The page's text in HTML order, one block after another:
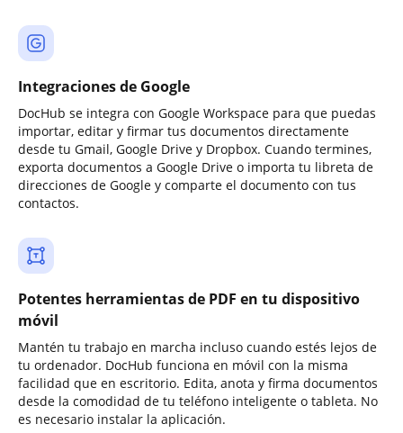
Integraciones de Google
DocHub se integra con Google Workspace para que puedas
importar, editar y firmar tus documentos directamente
desde tu Gmail, Google Drive y Dropbox. Cuando termines,
exporta documentos a Google Drive o importa tu libreta de
direcciones de Google y comparte el documento con tus
contactos.
Potentes herramientas de PDF en tu dispositivo
móvil
Mantén tu trabajo en marcha incluso cuando estés lejos de
tu ordenador. DocHub funciona en móvil con la misma
facilidad que en escritorio. Edita, anota y firma documentos
desde la comodidad de tu teléfono inteligente o tableta. No
es necesario instalar la aplicación.